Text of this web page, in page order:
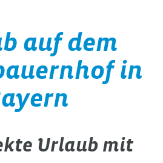
auf dem
in
Urlaub mit